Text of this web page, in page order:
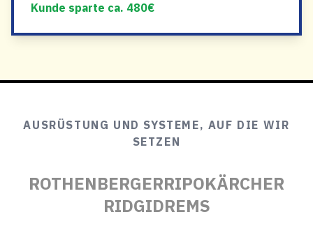
Kunde sparte ca. 480€
AUSRÜSTUNG UND SYSTEME, AUF DIE WIR
SETZEN
ROTHENBERGERRIPOKÄRCHER
RIDGIDREMS